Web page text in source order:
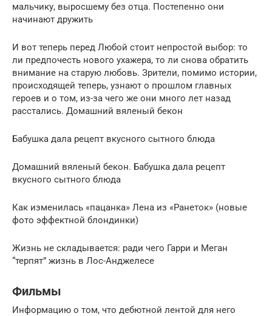
мальчику, выросшему без отца. Постепенно они
начинают дружить
И вот теперь перед Любой стоит непростой выбор: то
ли предпочесть нового ухажера, то ли снова обратить
внимание на старую любовь. Зрители, помимо истории,
происходящей теперь, узнают о прошлом главных
героев и о том, из-за чего же они много лет назад
расстались. Домашний вяленый бекон
Бабушка дала рецепт вкусного сытного блюда
Домашний вяленый бекон. Бабушка дала рецепт
вкусного сытного блюда
Как изменилась «пацанка» Лена из «Ранеток» (новые
фото эффектной блондинки)
Жизнь не складывается: ради чего Гарри и Меган
“терпят” жизнь в Лос-Анджелесе
Фильмы
Информацию о том, что дебютной лентой для него